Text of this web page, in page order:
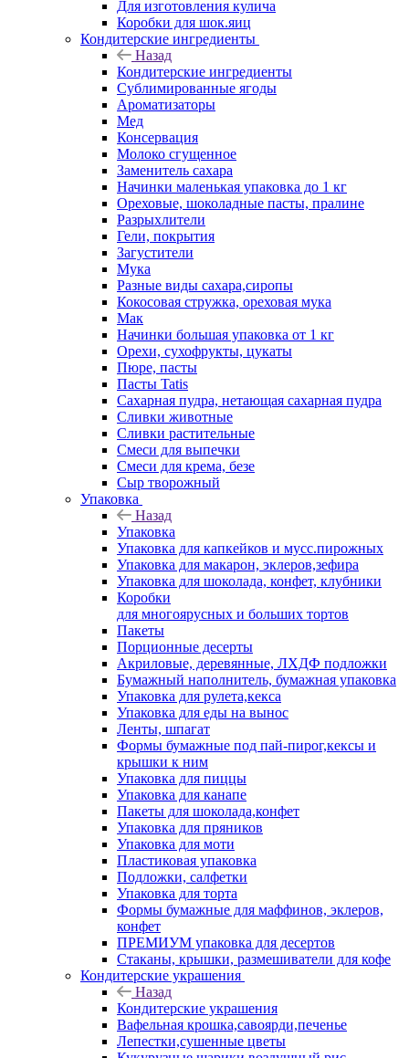
Для изготовления кулича
Коробки для шок.яиц
Кондитерские ингредиенты
Назад
Кондитерские ингредиенты
Сублимированные ягоды
Ароматизаторы
Мед
Консервация
Молоко сгущенное
Заменитель сахара
Начинки маленькая упаковка до 1 кг
Ореховые, шоколадные пасты, пралине
Разрыхлители
Гели, покрытия
Загустители
Мука
Разные виды сахара,сиропы
Кокосовая стружка, ореховая мука
Мак
Начинки большая упаковка от 1 кг
Орехи, сухофрукты, цукаты
Пюре, пасты
Пасты Tatis
Сахарная пудра, нетающая сахарная пудра
Сливки животные
Сливки растительные
Смеси для выпечки
Смеси для крема, безе
Сыр творожный
Упаковка
Назад
Упаковка
Упаковка для капкейков и мусс.пирожных
Упаковка для макарон, эклеров,зефира
Упаковка для шоколада, конфет, клубники
Коробки
для многоярусных и больших тортов
Пакеты
Порционные десерты
Акриловые, деревянные, ЛХДФ подложки
Бумажный наполнитель, бумажная упаковка
Упаковка для рулета,кекса
Упаковка для еды на вынос
Ленты, шпагат
Формы бумажные под пай-пирог,кексы и
крышки к ним
Упаковка для пиццы
Упаковка для канапе
Пакеты для шоколада,конфет
Упаковка для пряников
Упаковка для моти
Пластиковая упаковка
Подложки, салфетки
Упаковка для торта
Формы бумажные для маффинов, эклеров,
конфет
ПРЕМИУМ упаковка для десертов
Стаканы, крышки, размешиватели для кофе
Кондитерские украшения
Назад
Кондитерские украшения
Вафельная крошка,савоярди,печенье
Лепестки,сушенные цветы